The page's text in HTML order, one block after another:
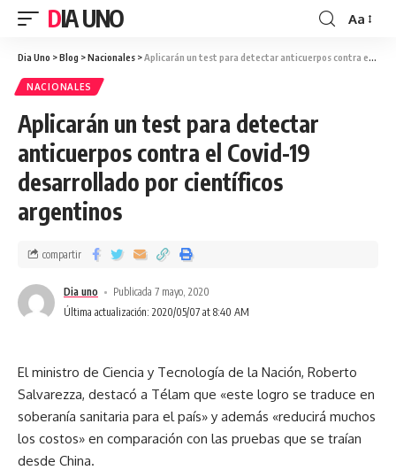
DIA UNO Aa
Dia Uno >Blog >Nacionales >Aplicarán un test para detectar anticuerpos contra el Covid-19 desarrollado por científicos argentinos
NACIONALES
Aplicarán un test para detectar
anticuerpos contra el Covid-19
desarrollado por científicos
argentinos
Última actualización: 2020/05/07 at 8:40 AM
Dia uno Publicada 7 mayo, 2020
compartir
El ministro de Ciencia y Tecnología de la Nación, Roberto
Salvarezza, destacó a Télam que «este logro se traduce en
soberanía sanitaria para el país» y además «reducirá muchos
los costos» en comparación con las pruebas que se traían
desde China.